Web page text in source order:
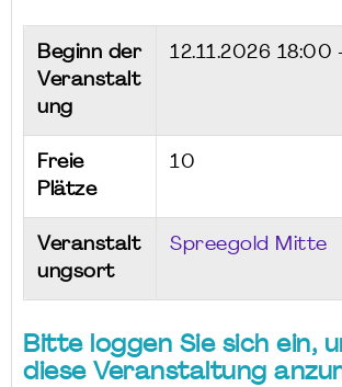
Beginn der
Veranstalt
ung
12.11.2026 18:00
Freie
Plätze
10
Veranstalt
ungsort
Spreegold Mitte
Bitte loggen Sie sich ein,
diese Veranstaltung